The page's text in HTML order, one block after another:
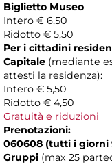
Biglietto Museo
Intero € 6,50
Ridotto € 5,50
Per i cittadini
Capitale (mediante
attesti la residenza):
Intero € 5,50
Ridotto € 4,50
Gratuità e riduzioni
Prenotazioni:
060608 (tutti i giorni
Gruppi (max 25